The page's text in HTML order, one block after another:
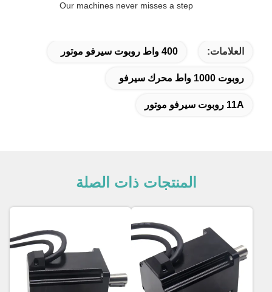
Our machines never misses a step
العلامات: 400 واط روبوت سيرفو موتور
روبوت 1000 واط محرك سيرفو
11A روبوت سيرفو موتور
المنتجات ذات الصلة